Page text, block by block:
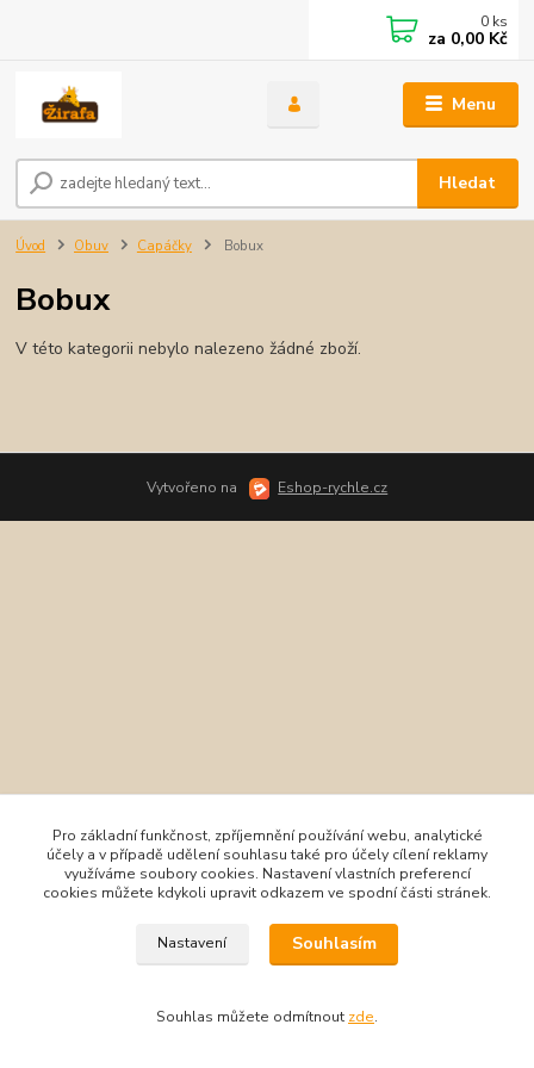
Menu
Hledat
0 ks
za 0,00 Kč
Úvod Obuv Capáčky Bobux
Bobux
V této kategorii nebylo nalezeno žádné zboží.
Vytvořeno na Eshop-rychle.cz
Pro základní funkčnost, zpříjemnění používání webu, analytické
účely a v případě udělení souhlasu také pro účely cílení reklamy
využíváme soubory cookies. Nastavení vlastních preferencí
cookies můžete kdykoli upravit odkazem ve spodní části stránek.
Nastavení Souhlasím
Souhlas můžete odmítnout zde.